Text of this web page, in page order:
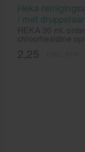
Heka
/ met druppelaar
HEKA 30 ml.
chloorhexidine
desinfecterende
De vloeistof is
2,25